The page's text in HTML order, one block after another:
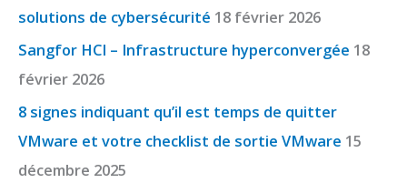
solutions de cybersécurité 18 février 2026
Sangfor HCI – Infrastructure hyperconvergée 18
février 2026
8 signes indiquant qu’il est temps de quitter
VMware et votre checklist de sortie VMware 15
décembre 2025